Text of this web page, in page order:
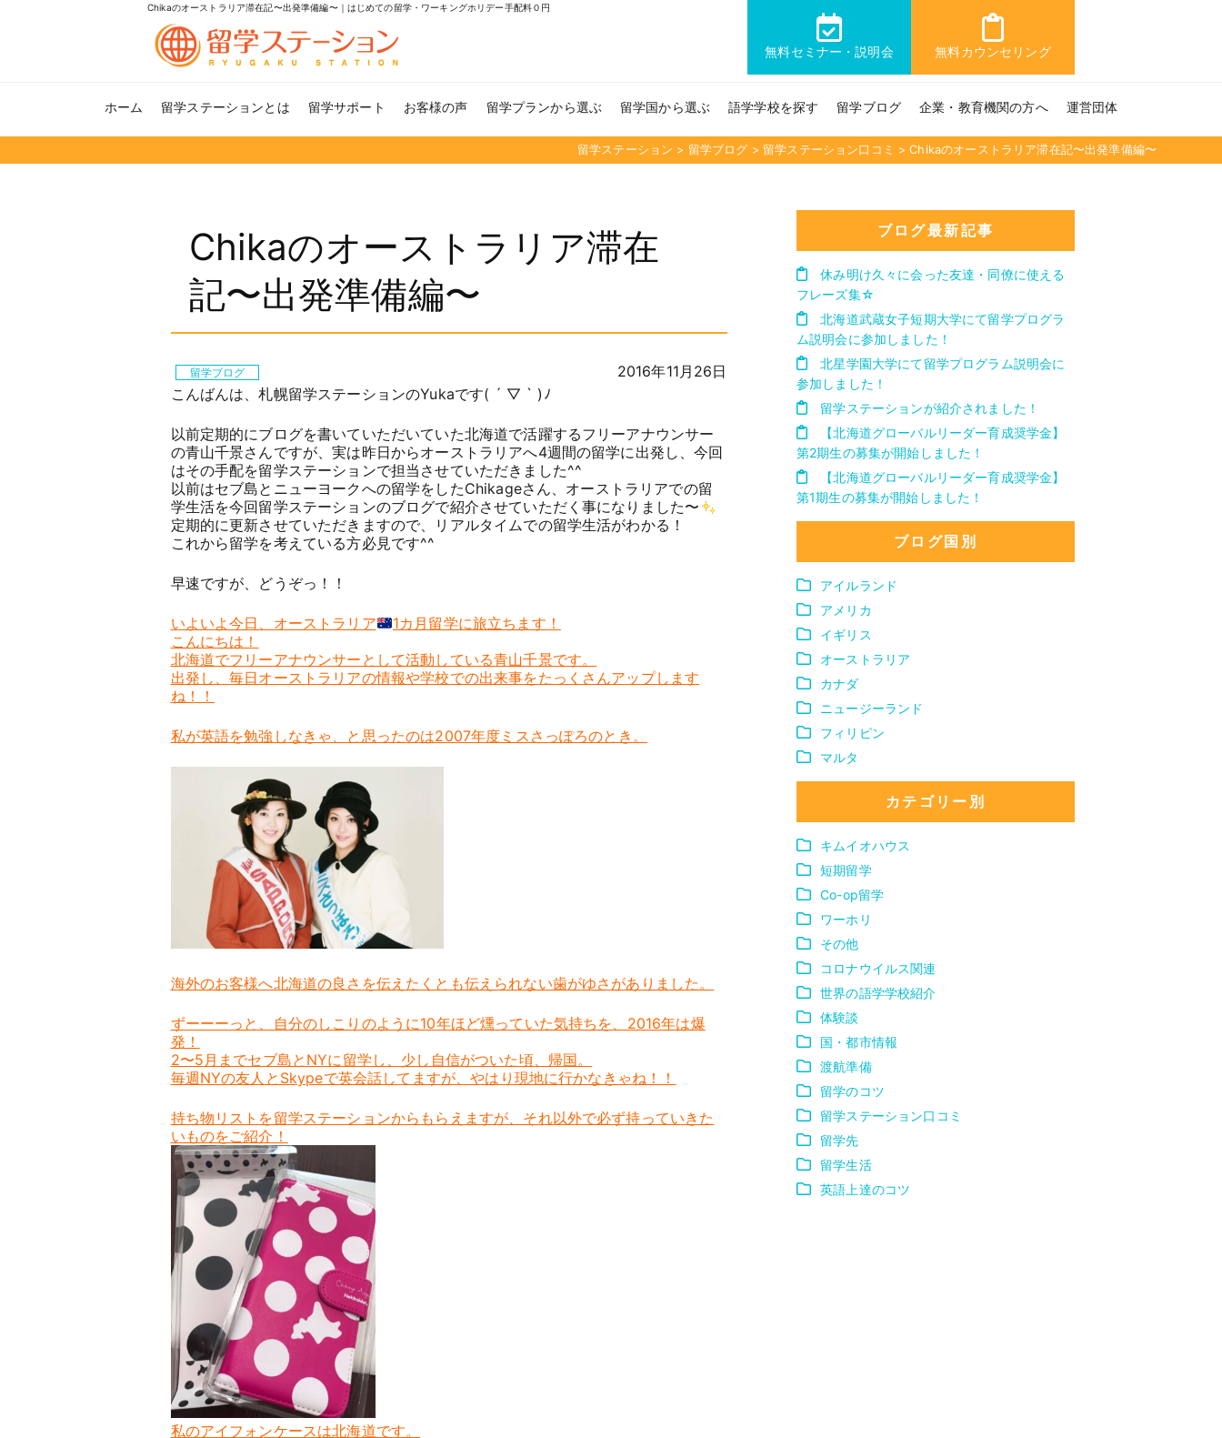
Chikaのオーストラリア滞在記〜出発準備編〜｜はじめての留学・ワーキングホリデー手配料０円
無料セミナー・説明会 無料カウンセリング
ホーム 留学ステーションとは 留学サポート お客様の声 留学プランから選ぶ 留学国から選ぶ 語学学校を探す 留学ブログ 企業・教育機関の方へ 運営団体
留学ステーション > 留学ブログ > 留学ステーション口コミ >Chikaのオーストラリア滞在記〜出発準備編〜
Chikaのオーストラリア滞在
記〜出発準備編〜
留学ブログ
2016年11月26日
こんばんは、札幌留学ステーションのYukaです( ´ ▽ ` )ﾉ
以前定期的にブログを書いていただいていた北海道で活躍するフリーアナウンサー
の青山千景さんですが、実は昨日からオーストラリアへ4週間の留学に出発し、今回
はその手配を留学ステーションで担当させていただきました^^
以前はセブ島とニューヨークへの留学をしたChikageさん、オーストラリアでの留
学生活を今回留学ステーションのブログで紹介させていただく事になりました〜
定期的に更新させていただきますので、リアルタイムでの留学生活がわかる！
これから留学を考えている方必見です^^
早速ですが、どうぞっ！！
いよいよ今日、オーストラリア
1カ月留学に旅立ちます！
こんにちは！
北海道でフリーアナウンサーとして活動している青山千景です。
出発し、毎日オーストラリアの情報や学校での出来事をたっくさんアップします
ね！！
私が英語を勉強しなきゃ、と思ったのは2007年度ミスさっぽろのとき。
海外のお客様へ北海道の良さを伝えたくとも伝えられない歯がゆさがありました。
ずーーーっと、自分のしこりのように10年ほど燻っていた気持ちを、2016年は爆
発！
2〜5月までセブ島とNYに留学し、少し自信がついた頃、帰国。
毎週NYの友人とSkypeで英会話してますが、やはり現地に行かなきゃね！！
持ち物リストを留学ステーションからもらえますが、それ以外で必ず持っていきた
いものをご紹介！
私のアイフォンケースは北海道です。
ブログ最新記事
休み明け久々に会った友達・同僚に使える
フレーズ集☆
北海道武蔵女子短期大学にて留学プログラ
ム説明会に参加しました！
北星学園大学にて留学プログラム説明会に
参加しました！
留学ステーションが紹介されました！
【北海道グローバルリーダー育成奨学金】
第2期生の募集が開始しました！
【北海道グローバルリーダー育成奨学金】
第1期生の募集が開始しました！
ブログ国別
アイルランド
アメリカ
イギリス
オーストラリア
カナダ
ニュージーランド
フィリピン
マルタ
カテゴリー別
キムイオハウス
短期留学
Co-op留学
ワーホリ
その他
コロナウイルス関連
世界の語学学校紹介
体験談
国・都市情報
渡航準備
留学のコツ
留学ステーション口コミ
留学先
留学生活
英語上達のコツ